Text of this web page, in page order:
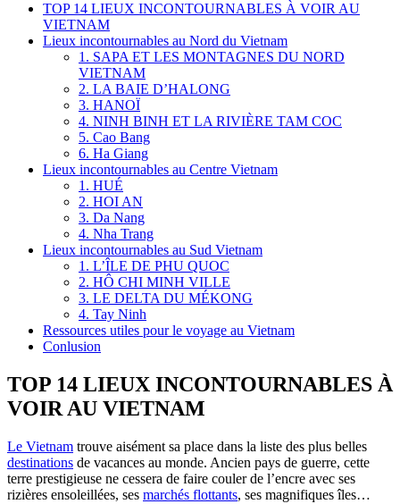
TOP 14 LIEUX INCONTOURNABLES À VOIR AU
VIETNAM
Lieux incontournables au Nord du Vietnam
1. SAPA ET LES MONTAGNES DU NORD
VIETNAM
2. LA BAIE D’HALONG
3. HANOÏ
4. NINH BINH ET LA RIVIÈRE TAM COC
5. Cao Bang
6. Ha Giang
Lieux incontournables au Centre Vietnam
1. HUÉ
2. HOI AN
3. Da Nang
4. Nha Trang
Lieux incontournables au Sud Vietnam
1. L’ÎLE DE PHU QUOC
2. HÔ CHI MINH VILLE
3. LE DELTA DU MÉKONG
4. Tay Ninh
Ressources utiles pour le voyage au Vietnam
Conlusion
TOP 14 LIEUX INCONTOURNABLES À
VOIR AU VIETNAM
Le Vietnam trouve aisément sa place dans la liste des plus belles
destinations de vacances au monde. Ancien pays de guerre, cette
terre prestigieuse ne cessera de faire couler de l’encre avec ses
rizières ensoleillées, ses marchés flottants, ses magnifiques îles…